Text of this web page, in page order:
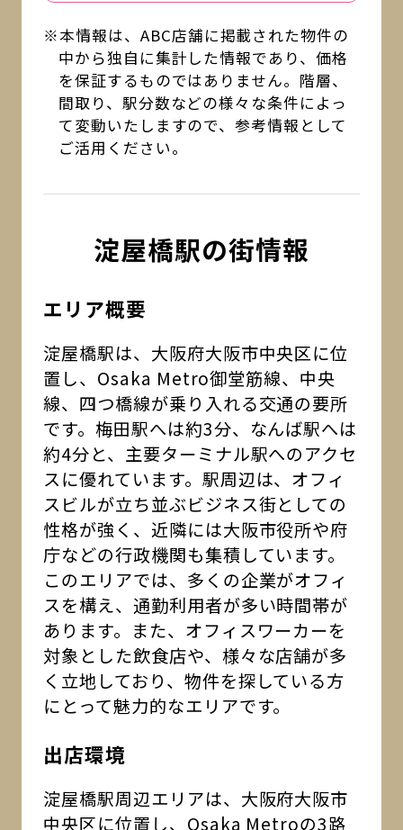
※本情報は、ABC店舗に掲載された物件の
中から独自に集計した情報であり、価格
を保証するものではありません。階層、
間取り、駅分数などの様々な条件によっ
て変動いたしますので、参考情報として
ご活用ください。
淀屋橋駅の街情報
エリア概要
淀屋橋駅は、大阪府大阪市中央区に位
置し、Osaka Metro御堂筋線、中央
線、四つ橋線が乗り入れる交通の要所
です。梅田駅へは約3分、なんば駅へは
約4分と、主要ターミナル駅へのアクセ
スに優れています。駅周辺は、オフィ
スビルが立ち並ぶビジネス街としての
性格が強く、近隣には大阪市役所や府
庁などの行政機関も集積しています。
このエリアでは、多くの企業がオフィ
スを構え、通勤利用者が多い時間帯が
あります。また、オフィスワーカーを
対象とした飲食店や、様々な店舗が多
く立地しており、物件を探している方
にとって魅力的なエリアです。
出店環境
淀屋橋駅周辺エリアは、大阪府大阪市
中央区に位置し、Osaka Metroの3路